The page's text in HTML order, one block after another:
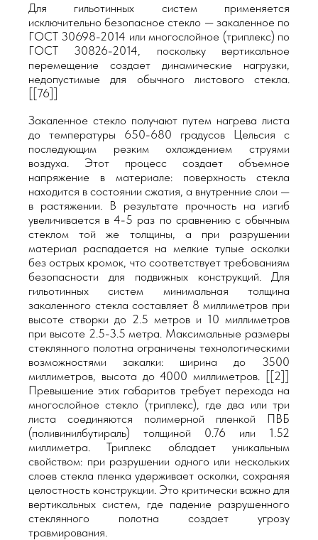
Для гильотинных систем применяется
исключительно безопасное стекло — закаленное по
ГОСТ 30698-2014 или многослойное (триплекс) по
ГОСТ 30826-2014, поскольку вертикальное
перемещение создает динамические нагрузки,
недопустимые для обычного листового стекла.
[[76]]
Закаленное стекло получают путем нагрева листа
до температуры 650-680 градусов Цельсия с
последующим резким охлаждением струями
воздуха. Этот процесс создает объемное
напряжение в материале: поверхность стекла
находится в состоянии сжатия, а внутренние слои —
в растяжении. В результате прочность на изгиб
увеличивается в 4-5 раз по сравнению с обычным
стеклом той же толщины, а при разрушении
материал распадается на мелкие тупые осколки
без острых кромок, что соответствует требованиям
безопасности для подвижных конструкций. Для
гильотинных систем минимальная толщина
закаленного стекла составляет 8 миллиметров при
высоте створки до 2.5 метров и 10 миллиметров
при высоте 2.5-3.5 метра. Максимальные размеры
стеклянного полотна ограничены технологическими
возможностями закалки: ширина до 3500
миллиметров, высота до 4000 миллиметров. [[2]]
Превышение этих габаритов требует перехода на
многослойное стекло (триплекс), где два или три
листа соединяются полимерной пленкой ПВБ
(поливинилбутираль) толщиной 0.76 или 1.52
миллиметра. Триплекс обладает уникальным
свойством: при разрушении одного или нескольких
слоев стекла пленка удерживает осколки, сохраняя
целостность конструкции. Это критически важно для
вертикальных систем, где падение разрушенного
стеклянного полотна создает угрозу
травмирования.